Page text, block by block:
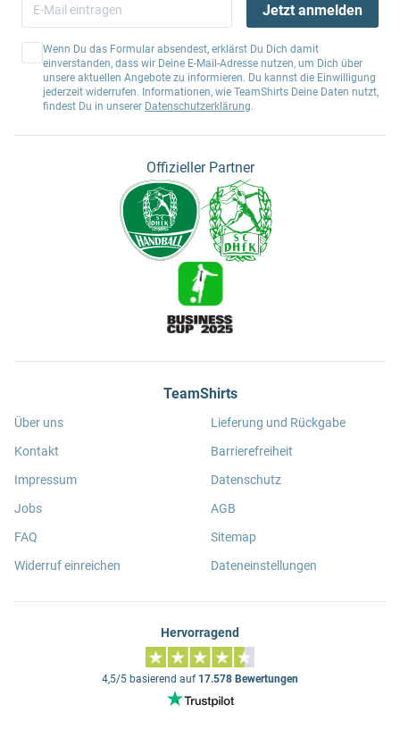
Jetzt anmelden
Wenn Du das Formular absendest, erklärst Du Dich damit
einverstanden, dass wir Deine E-Mail-Adresse nutzen, um Dich über
unsere aktuellen Angebote zu informieren. Du kannst die Einwilligung
jederzeit widerrufen. Informationen, wie TeamShirts Deine Daten nutzt,
findest Du in unserer Datenschutzerklärung.
Offizieller Partner
TeamShirts
Über uns
Kontakt
Impressum
Jobs
FAQ
Widerruf einreichen
Lieferung und Rückgabe
Barrierefreiheit
Datenschutz
AGB
Sitemap
Dateneinstellungen
Hervorragend
4,5/5 basierend auf 17.578 Bewertungen